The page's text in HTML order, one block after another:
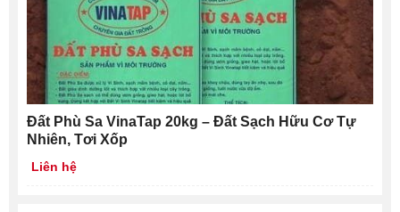
Đất Phù Sa VinaTap 20kg – Đất Sạch Hữu Cơ Tự
Nhiên, Tơi Xốp
Liên hệ